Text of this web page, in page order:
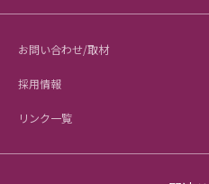
お問い合わせ/取材
採用情報
リンク一覧